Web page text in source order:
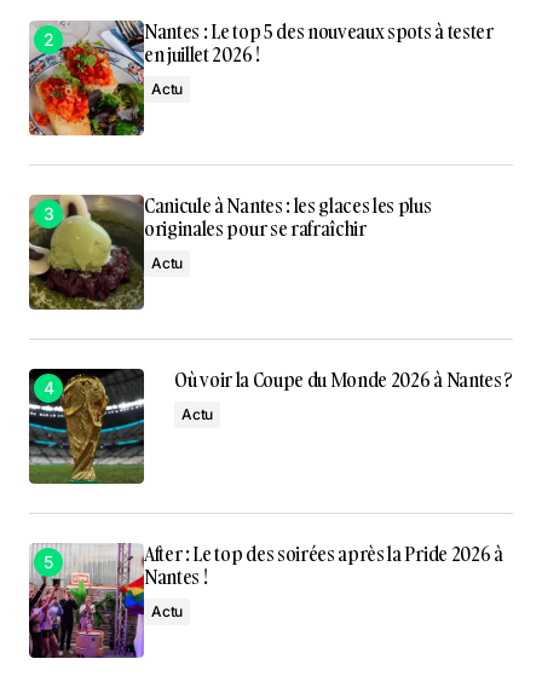
Nantes : Le top 5 des nouveaux spots à tester
en juillet 2026 !
Actu
Canicule à Nantes : les glaces les plus
originales pour se rafraîchir
Actu
Où voir la Coupe du Monde 2026 à Nantes ?
Actu
After : Le top des soirées après la Pride 2026 à
Nantes !
Actu